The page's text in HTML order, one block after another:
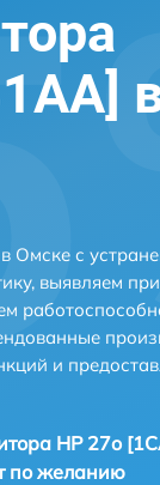
с
выявляем
и
HP 27o
по желанию